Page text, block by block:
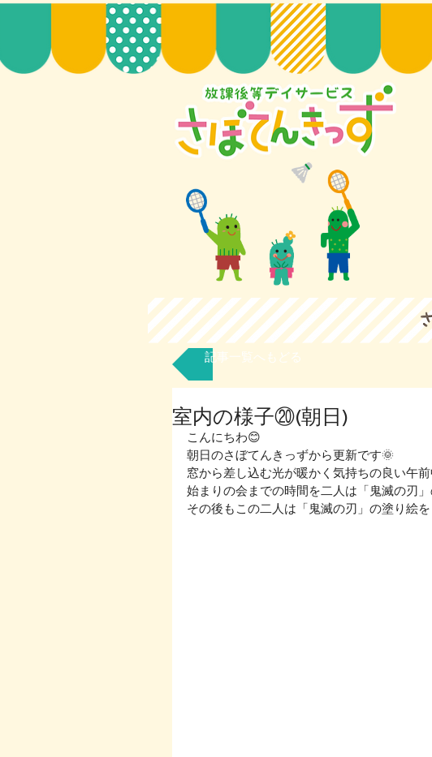
記事一覧へもどる
室内の様子⑳(朝日)
こんにちわ😊
朝日のさぼてんきっずから更新です🌞
窓から差し込む光が暖かく気持ちの良い午
始まりの会までの時間を二人は「鬼滅の刃
その後もこの二人は「鬼滅の刃」の塗り絵